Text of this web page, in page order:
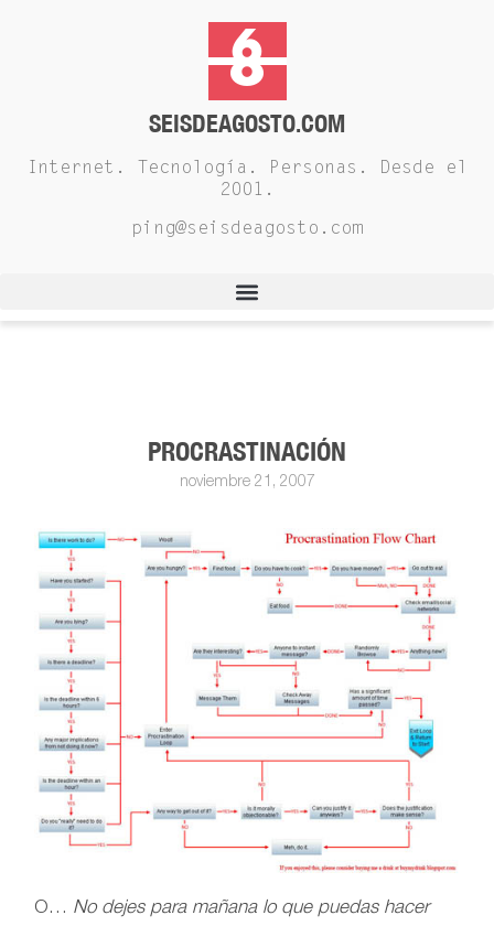
SEISDEAGOSTO.COM
Internet. Tecnología. Personas. Desde el
2001.
ping@seisdeagosto.com
PROCRASTINACIÓN
noviembre 21, 2007
O… No dejes para mañana lo que puedas hacer